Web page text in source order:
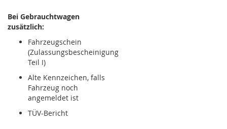
Bei Gebrauchtwagen
zusätzlich:
Fahrzeugschein
(Zulassungsbescheinigung
Teil I)
Alte Kennzeichen, falls
Fahrzeug noch
angemeldet ist
TÜV-Bericht